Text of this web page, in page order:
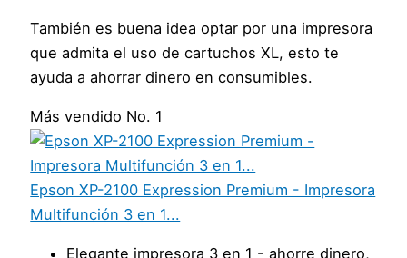
También es buena idea optar por una impresora
que admita el uso de cartuchos XL, esto te
ayuda a ahorrar dinero en consumibles.
Más vendido No. 1
Epson XP-2100 Expression Premium - Impresora
Multifunción 3 en 1...
Elegante impresora 3 en 1 - ahorre dinero,